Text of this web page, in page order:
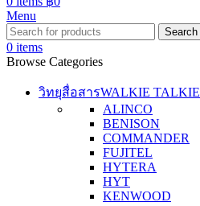
Menu
Search
0 items
Browse Categories
วิทยุสื่อสารWALKIE TALKIE
ALINCO
BENISON
COMMANDER
FUJITEL
HYTERA
HYT
KENWOOD